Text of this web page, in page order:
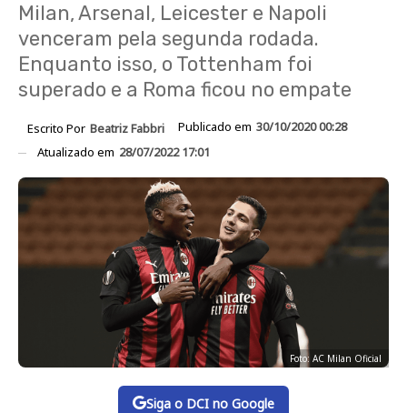
Milan, Arsenal, Leicester e Napoli
venceram pela segunda rodada.
Enquanto isso, o Tottenham foi
superado e a Roma ficou no empate
Escrito Por Beatriz Fabbri Publicado em 30/10/2020 00:28
Atualizado em 28/07/2022 17:01
Foto: AC Milan Oficial
Siga o DCI no Google